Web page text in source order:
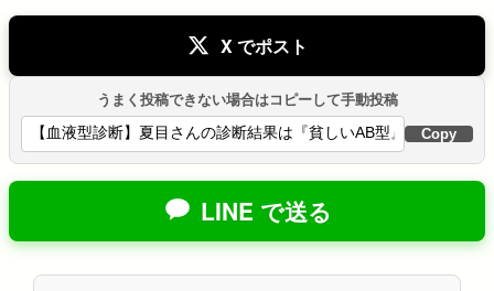
X でポスト
うまく投稿できない場合はコピーして手動投稿
Copy
LINE で送る